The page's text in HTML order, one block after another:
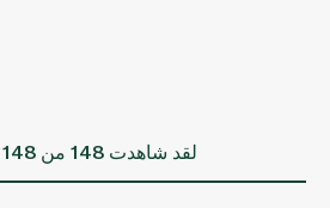
لقد شاهدت148 من 148 المنتجات